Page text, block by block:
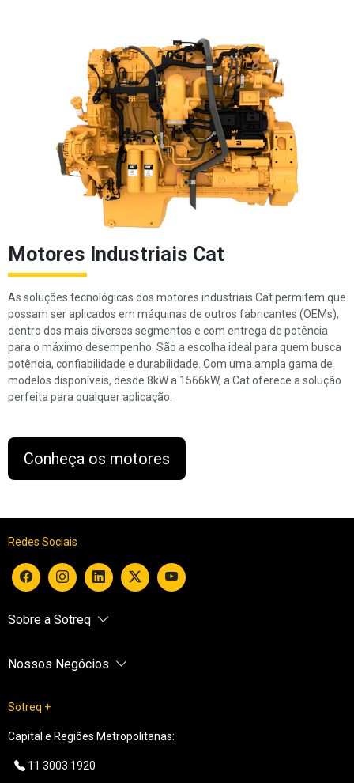
Motores Industriais Cat
As soluções tecnológicas dos motores industriais Cat permitem que
possam ser aplicados em máquinas de outros fabricantes (OEMs),
dentro dos mais diversos segmentos e com entrega de potência
para o máximo desempenho. São a escolha ideal para quem busca
potência, confiabilidade e durabilidade. Com uma ampla gama de
modelos disponíveis, desde 8kW a 1566kW, a Cat oferece a solução
perfeita para qualquer aplicação.
Conheça os motores
Redes Sociais
Sobre a Sotreq
Nossos Negócios
Sotreq +
Capital e Regiões Metropolitanas:
11 3003 1920